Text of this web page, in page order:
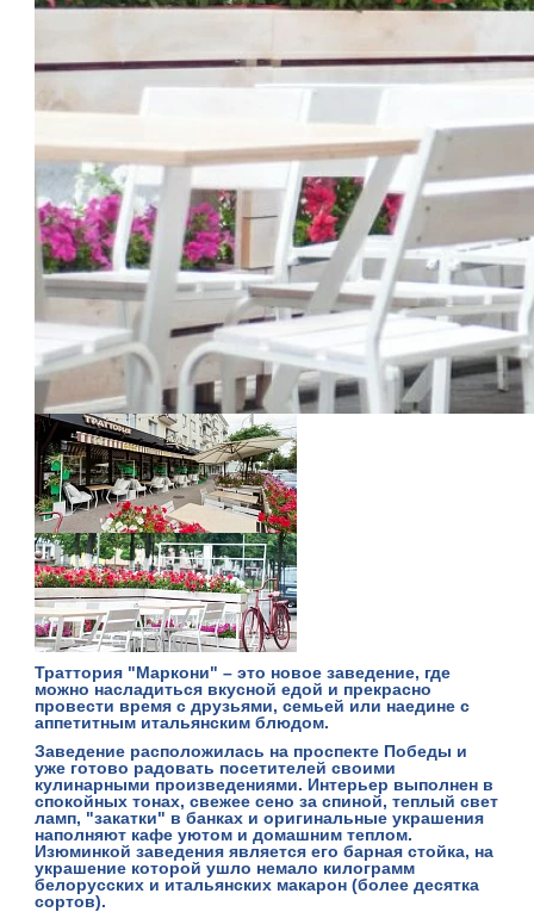
Траттория "Маркони" – это новое заведение, где
можно насладиться вкусной едой и прекрасно
провести время с друзьями, семьей или наедине с
аппетитным итальянским блюдом.
Заведение расположилась на проспекте Победы и
уже готово радовать посетителей своими
кулинарными произведениями. Интерьер выполнен в
спокойных тонах, свежее сено за спиной, теплый свет
ламп, "закатки" в банках и оригинальные украшения
наполняют кафе уютом и домашним теплом.
Изюминкой заведения является его барная стойка, на
украшение которой ушло немало килограмм
белорусских и итальянских макарон (более десятка
сортов).